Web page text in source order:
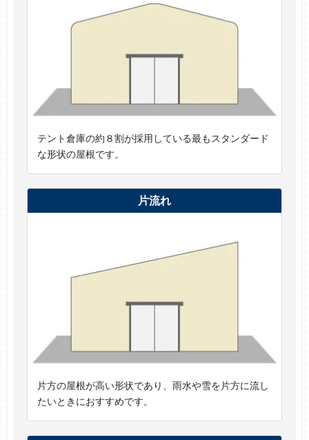
テント倉庫の約８割が採用している最もスタンダード
な形状の屋根です。
片流れ
片方の屋根が高い形状であり、雨水や雪を片方に流し
たいときにおすすめです。